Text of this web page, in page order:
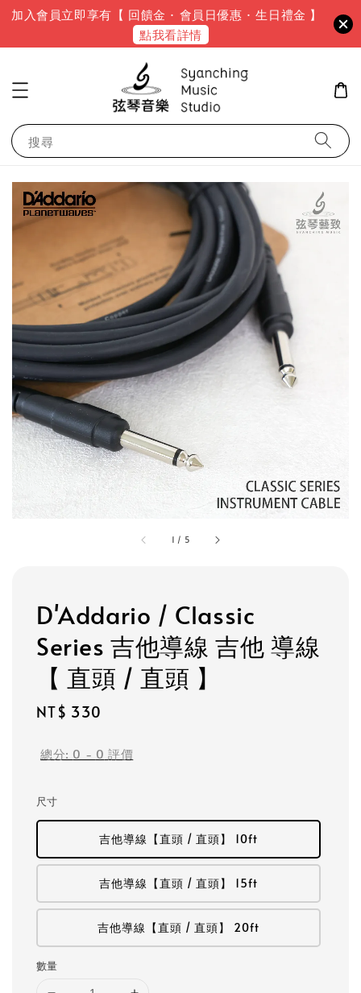
加入會員立即享有【 回饋金 · 會員日優惠 · 生日禮金 】
點我看詳情
搜尋
1 / 5
D'Addario / Classic
Series 吉他導線 吉他 導線
【 直頭 / 直頭 】
Regular
NT$ 330
總分: 0 - 0 評價
尺寸
吉他導線【直頭 / 直頭】 10ft
吉他導線【直頭 / 直頭】 15ft
吉他導線【直頭 / 直頭】 20ft
數量